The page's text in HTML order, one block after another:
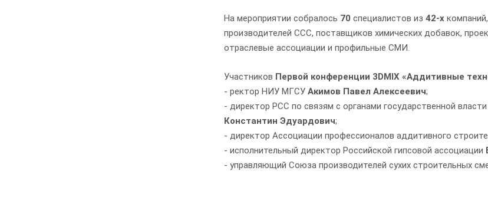
На мероприятии собралось 70 специалистов из 42-х
производителей ССС, поставщиков химических добавок,
отраслевые ассоциации и профильные СМИ.
Участников Первой конференции 3DMIX «Аддитивные
- ректор НИУ МГСУ Акимов Павел Алексеевич;
- директор РСС по связям с органами государственной
Константин Эдуардович;
- директор Ассоциации профессионалов аддитивного
- исполнительный директор Российской гипсовой ассоциации
- управляющий Союза производителей сухих строительных